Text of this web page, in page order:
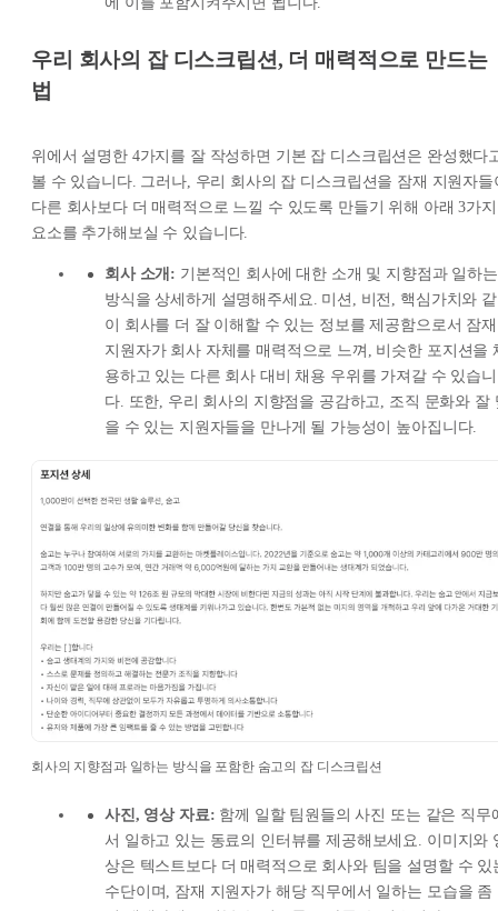
우리 회사의 잡 디스크립션, 더 매력적으로 만드는
법
위에서 설명한 4가지를 잘 작성하면 기본 잡 디스크립션은 완성했다
볼 수 있습니다. 그러나, 우리 회사의 잡 디스크립션을 잠재 지원자들
다른 회사보다 더 매력적으로 느낄 수 있도록 만들기 위해 아래 3가지
요소를 추가해보실 수 있습니다.
회사 소개: 기본적인 회사에 대한 소개 및 지향점과 일하는
방식을 상세하게 설명해주세요. 미션, 비전, 핵심가치와 같
이 회사를 더 잘 이해할 수 있는 정보를 제공함으로서 잠재
지원자가 회사 자체를 매력적으로 느껴, 비슷한 포지션을
용하고 있는 다른 회사 대비 채용 우위를 가져갈 수 있습니
다. 또한, 우리 회사의 지향점을 공감하고, 조직 문화와 잘
을 수 있는 지원자들을 만나게 될 가능성이 높아집니다.
회사의 지향점과 일하는 방식을 포함한 숨고의 잡 디스크립션
사진, 영상 자료: 함께 일할 팀원들의 사진 또는 같은 직무
서 일하고 있는 동료의 인터뷰를 제공해보세요. 이미지와
상은 텍스트보다 더 매력적으로 회사와 팀을 설명할 수 있
수단이며, 잠재 지원자가 해당 직무에서 일하는 모습을 좀